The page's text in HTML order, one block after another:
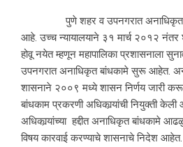
पुणे शहर व उपनगरात अनाधिकृत
आहे. उच्च न्यायालयाने ३१ मार्च २०१२ नंतर
होवू नयेत म्हणून महापालिका प्रशासनाला
उपनगरात अनाधिकृत बांधकामे सुरू आहेत.
शासनाने २००९ मध्ये शासन निर्णय जारी
बांधकाम प्रकरणी अधिकार्‍यांची नियुक्ती
अधिकार्‍यांच्या हद्दीत अनाधिकृत बांधकामे
विषय कारवाई करण्याचे शासनाचे निदेश आहेत.